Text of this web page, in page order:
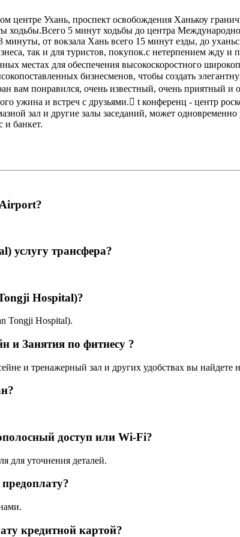
центре Ухань, проспект освобождения Ханькоу
5 минут ходьбы до центра
от вокзала Хань всего 15 минут езды, до
так и для туристов, покупок.с нетерпением жду и
местах для обеспечения высокоскоростного
бизнесменов, чтобы создать
вам понравился, очень известный, очень приятный
ужина и встреч с друзьями. t конференц - центр
зал и другие залы заседаний, может
и банкет.
услугу трансфера?
Hospital)?
Tongji Hospital).
и Занятия по фитнесу ?
и тренажерный зал и других удобствах вы найдете
доступ или Wi-Fi?
для уточнения деталей.
кредитной картой?